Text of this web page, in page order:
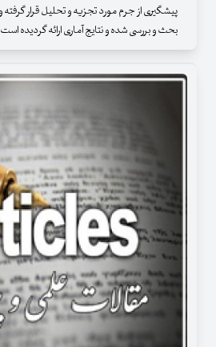
پیشگیری از جرم مورد تجزیه و تحلیل قرار گرفته
بحث و بررسی شده و نتایج آماری ارائه گردیده است